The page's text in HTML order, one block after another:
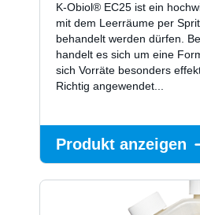
K-Obiol® EC25 ist ein
mit dem Leerräume per
behandelt werden dürfen.
handelt es sich um eine
sich Vorräte besonders
Richtig angewendet...
Produkt anzeigen